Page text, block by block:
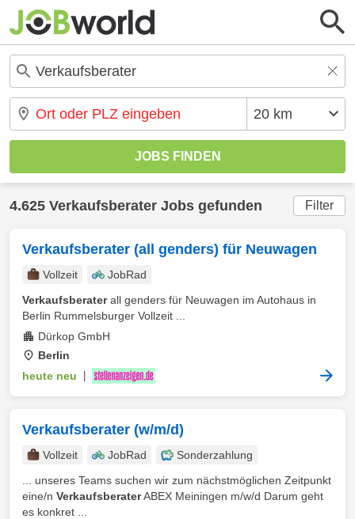
4.625 Verkaufsberater Jobs gefunden Filter
Verkaufsberater (all genders) für Neuwagen
Vollzeit
JobRad
Verkaufsberaterall genders für Neuwagen im Autohaus in
Berlin Rummelsburger Vollzeit ...
Dürkop GmbH
Berlin
heute neu
Verkaufsberater (w/m/d)
Vollzeit JobRad
Sonderzahlung
... unseres Teams suchen wir zum nächstmöglichen Zeitpunkt
eine/n VerkaufsberaterABEX Meiningen m/w/d Darum geht
es konkret ...